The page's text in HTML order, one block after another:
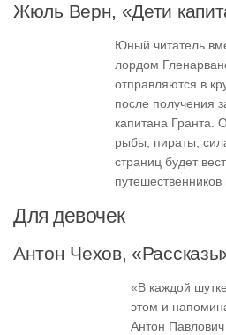
Жюль Верн, «Дети
Юный читатель
лордом
отправляются в
после получения
капитана
рыбы, пираты,
страниц будет
Для девочек
Антон Чехов,
«В каждой
этом и
Антон Павлович